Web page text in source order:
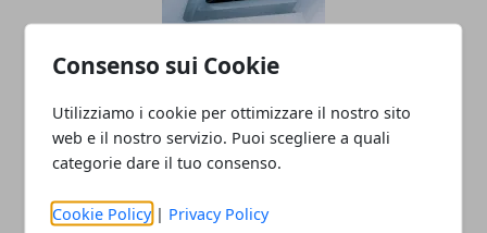
Consenso sui Cookie
Utilizziamo i cookie per ottimizzare il nostro sito
web e il nostro servizio. Puoi scegliere a quali
categorie dare il tuo consenso.
Cookie Policy | Privacy Policy
Aria Condizionata e Salute a Torino:
Consigli per un Ambiente Fresco e
Salubre
20/06/2025